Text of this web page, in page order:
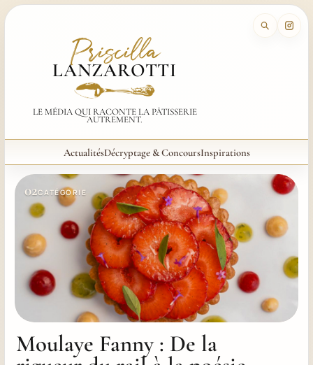
Priscilla
LANZAROTTI
LE MÉDIA QUI RACONTE LA PÂTISSERIE
AUTREMENT.
ActualitésDécryptage & ConcoursInspirations
Rubriques
02CATÉGORIE
Moulaye Fanny : De la